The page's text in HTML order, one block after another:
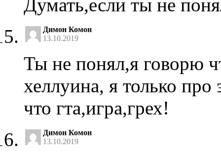
Думать,если ты не
Димон Комон
13.10.2019
Ты не понял,я говорю
хеллуина, я только про
что гта,игра,грех!
Димон Комон
13.10.2019